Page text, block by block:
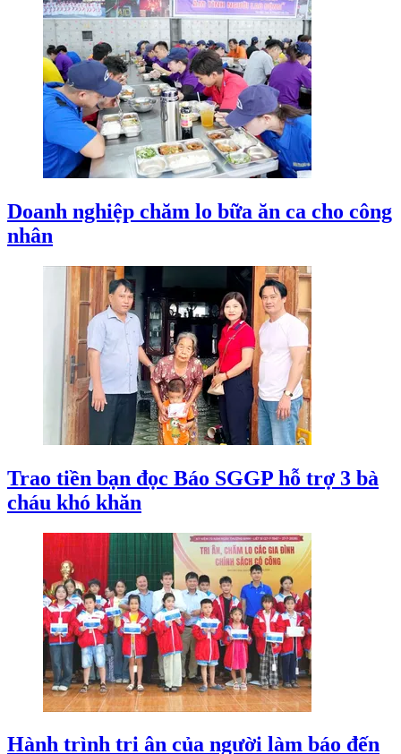
Doanh nghiệp chăm lo bữa ăn ca cho công
nhân
Trao tiền bạn đọc Báo SGGP hỗ trợ 3 bà
cháu khó khăn
Hành trình tri ân của người làm báo đến